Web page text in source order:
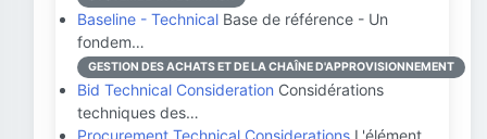
Baseline - Technical Base de référence - Un
fondem…
GESTION DES ACHATS ET DE LA CHAÎNE D'APPROVISIONNEMENT
Bid Technical Consideration Considérations
techniques des…
Procurement Technical Considerations L'élément